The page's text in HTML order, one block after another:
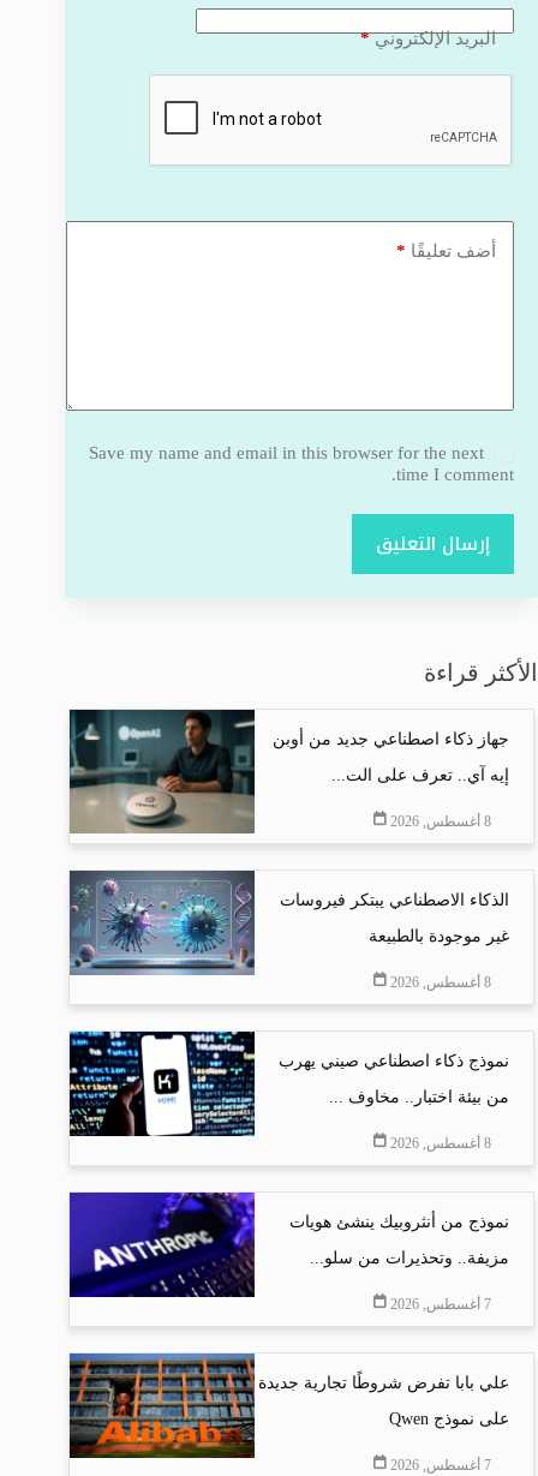
البريد الإلكتروني*
أضف تعليقًا *
Save my name and email in this browser for the next
time I comment.
إرسال التعليق
الأكثر قراءة
جهاز ذكاء اصطناعي جديد من أوبن
إيه آي.. تعرف على الت...
8 أغسطس, 2026
الذكاء الاصطناعي يبتكر فيروسات
غير موجودة بالطبيعة
8 أغسطس, 2026
نموذج ذكاء اصطناعي صيني يهرب
من بيئة اختبار.. مخاوف ...
8 أغسطس, 2026
نموذج من أنثروبيك ينشئ هويات
مزيفة.. وتحذيرات من سلو...
7 أغسطس, 2026
علي بابا تفرض شروطًا تجارية جديدة
على نموذج Qwen
7 أغسطس, 2026